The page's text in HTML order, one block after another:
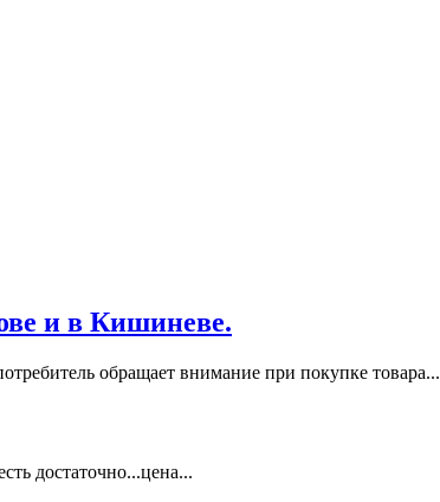
и в Кишиневе.
обращает внимание при покупке товара...
достаточно...цена...